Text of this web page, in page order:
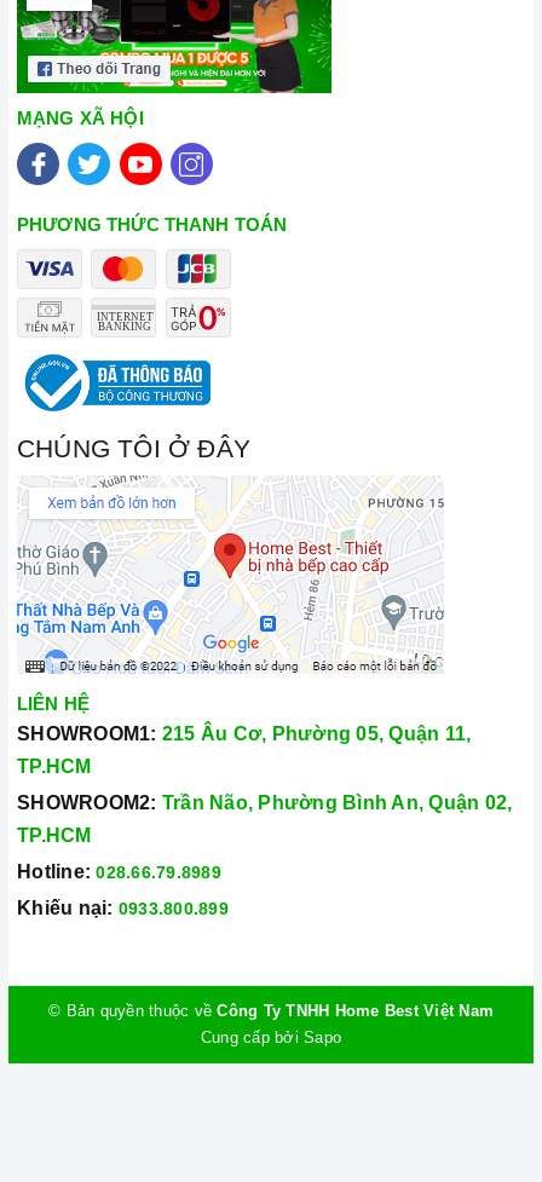
MẠNG XÃ HỘI
PHƯƠNG THỨC THANH TOÁN
CHÚNG TÔI Ở ĐÂY
LIÊN HỆ
SHOWROOM1: 215 Âu Cơ, Phường 05, Quận 11,
TP.HCM
SHOWROOM2: Trần Não, Phường Bình An, Quận 02,
TP.HCM
Hotline: 028.66.79.8989
Khiếu nại: 0933.800.899
© Bản quyền thuộc vềCông Ty TNHH Home Best Việt Nam
Cung cấp bởiSapo